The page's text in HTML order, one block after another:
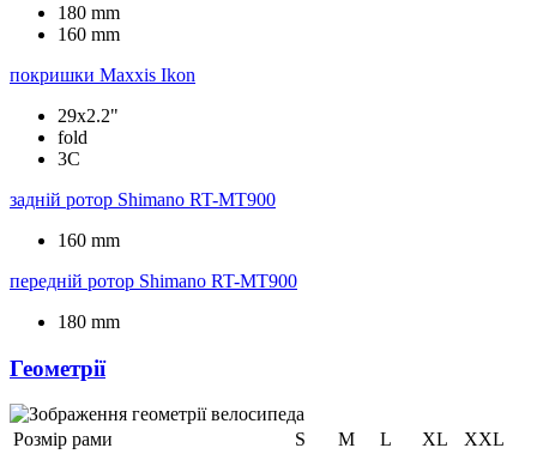
180 mm
160 mm
покришки Maxxis Ikon
29x2.2"
fold
3C
задній ротор Shimano RT-MT900
160 mm
передній ротор Shimano RT-MT900
180 mm
Геометрії
Розмір рами S M L XL
XXL